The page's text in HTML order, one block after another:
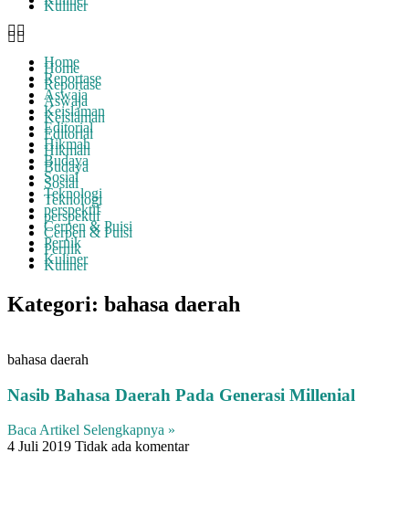
Kuliner
Home
Reportase
Aswaja
Keislaman
Editorial
Hikmah
Budaya
Sosial
Teknologi
perspektif
Cerpen & Puisi
Pernik
Kuliner
Home
Reportase
Aswaja
Keislaman
Editorial
Hikmah
Budaya
Sosial
Teknologi
perspektif
Cerpen & Puisi
Pernik
Kuliner
Kategori: bahasa daerah
bahasa daerah
Nasib Bahasa Daerah Pada Generasi Millenial
Baca Artikel Selengkapnya »
4 Juli 2019 Tidak ada komentar